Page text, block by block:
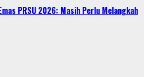
PRSU 2026: Masih Perlu Melangkah